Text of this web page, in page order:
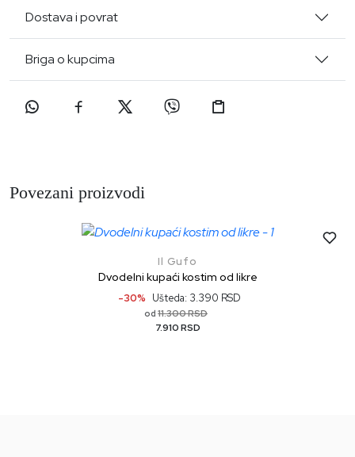
Dostava i povrat
Briga o kupcima
Povezani proizvodi
Il Gufo
Dvodelni kupaći kostim od likre
-30% Ušteda: 3.390 RSD
od 11.300 RSD
7.910 RSD